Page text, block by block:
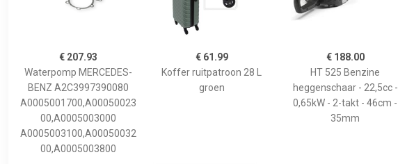
€ 207.93
Waterpomp MERCEDES-
BENZ A2C3997390080
A0005001700,A00050023
00,A0005003000
A0005003100,A00050032
00,A0005003800
€ 61.99
Koffer ruitpatroon 28 L
groen
€ 188.00
HT 525 Benzine
heggenschaar - 22,5cc -
0,65kW - 2-takt - 46cm -
35mm